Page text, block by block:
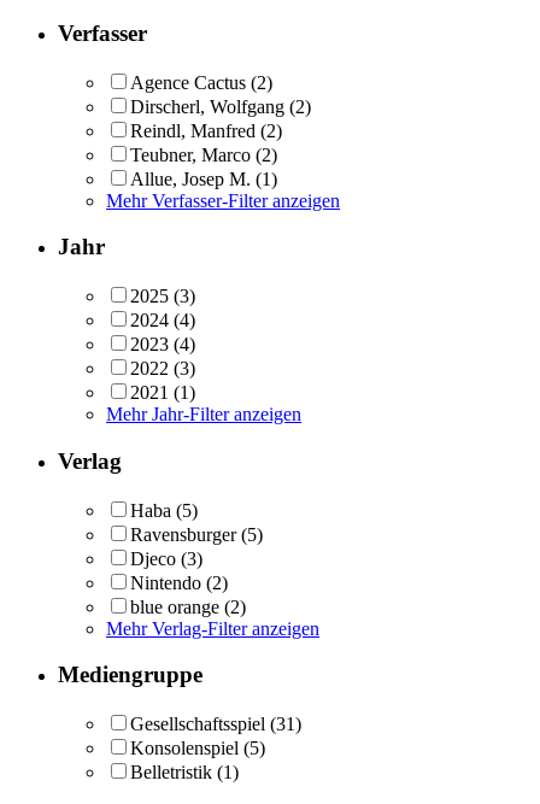
Verfasser
Agence Cactus (2)
Dirscherl, Wolfgang (2)
Reindl, Manfred (2)
Teubner, Marco (2)
Allue, Josep M. (1)
Mehr Verfasser-Filter anzeigen
Jahr
2025 (3)
2024 (4)
2023 (4)
2022 (3)
2021 (1)
Mehr Jahr-Filter anzeigen
Verlag
Haba (5)
Ravensburger (5)
Djeco (3)
Nintendo (2)
blue orange (2)
Mehr Verlag-Filter anzeigen
Mediengruppe
Gesellschaftsspiel (31)
Konsolenspiel (5)
Belletristik (1)